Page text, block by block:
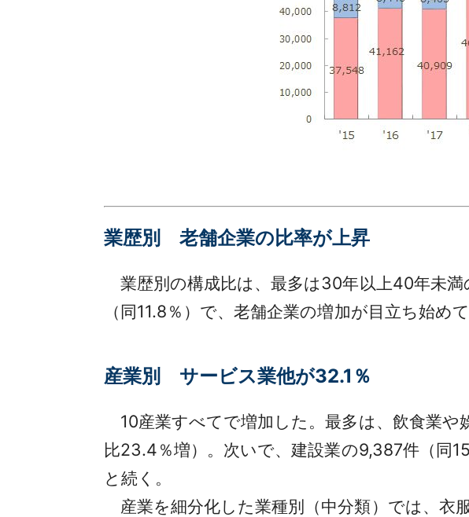
業歴別 老舗企業の比率が上昇
業歴別の構成比は、最多は30年以上40年未満
（同11.8％）で、老舗企業の増加が目立ち始めて
産業別 サービス業他が32.1％
10産業すべてで増加した。最多は、飲食業や
比23.4％増）。次いで、建設業の9,387件（同
と続く。
産業を細分化した業種別（中分類）では、衣